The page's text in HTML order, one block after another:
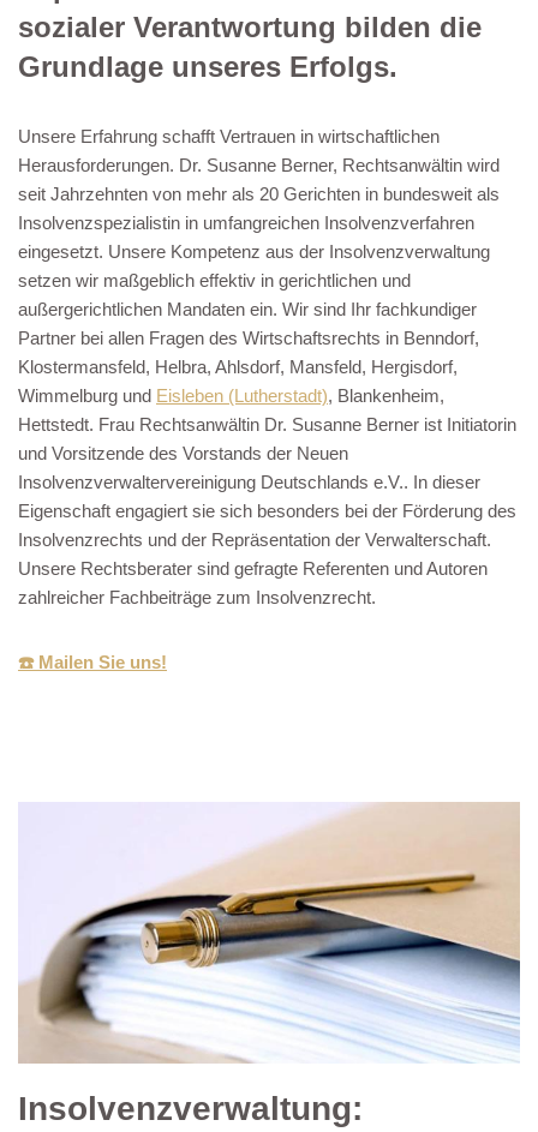
sozialer Verantwortung bilden die
Grundlage unseres Erfolgs.
Unsere Erfahrung schafft Vertrauen in wirtschaftlichen
Herausforderungen. Dr. Susanne Berner, Rechtsanwältin wird
seit Jahrzehnten von mehr als 20 Gerichten in bundesweit als
Insolvenzspezialistin in umfangreichen Insolvenzverfahren
eingesetzt. Unsere Kompetenz aus der Insolvenzverwaltung
setzen wir maßgeblich effektiv in gerichtlichen und
außergerichtlichen Mandaten ein. Wir sind Ihr fachkundiger
Partner bei allen Fragen des Wirtschaftsrechts in Benndorf,
Klostermansfeld, Helbra, Ahlsdorf, Mansfeld, Hergisdorf,
Wimmelburg und Eisleben (Lutherstadt), Blankenheim,
Hettstedt. Frau Rechtsanwältin Dr. Susanne Berner ist Initiatorin
und Vorsitzende des Vorstands der Neuen
Insolvenzverwaltervereinigung Deutschlands e.V.. In dieser
Eigenschaft engagiert sie sich besonders bei der Förderung des
Insolvenzrechts und der Repräsentation der Verwalterschaft.
Unsere Rechtsberater sind gefragte Referenten und Autoren
zahlreicher Fachbeiträge zum Insolvenzrecht.
☎️ Mailen Sie uns!
Insolvenzverwaltung: